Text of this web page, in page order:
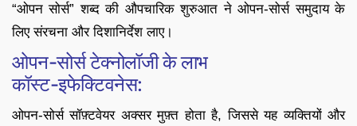
“ओपन सोर्स” शब्द की औपचारिक शुरुआत ने ओपन-सोर्स समुदाय के
लिए संरचना और दिशानिर्देश लाए।
ओपन-सोर्स टेक्नोलॉजी के लाभ
कॉस्ट-इफेक्टिवनेस:
ओपन-सोर्स सॉफ़्टवेयर अक्सर मुफ़्त होता है, जिससे यह व्यक्तियों और